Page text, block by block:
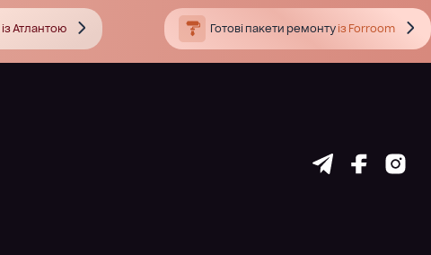
із Атлантою Готові пакети ремонтуіз Forroom